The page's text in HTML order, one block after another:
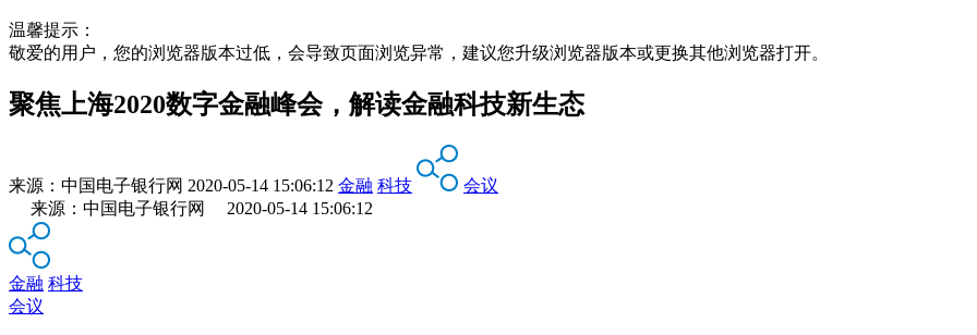
温馨提示：
敬爱的用户，您的浏览器版本过低，会导致页面浏览异常，建议您升级浏览器版本或更换其他浏览器打开。
聚焦上海2020数字金融峰会，解读金融科技新生态
来源： 中国电子银行网 2020-05-14 15:06:12 金融 科技
会议
来源：中国电子银行网 2020-05-14 15:06:12
金融 科技
会议